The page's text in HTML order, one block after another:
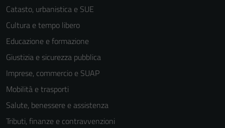
Catasto, urbanistica e SUE
Cultura e tempo libero
Educazione e formazione
Giustizia e sicurezza pubblica
Imprese, commercio e SUAP
Mobilità e trasporti
Salute, benessere e assistenza
Tributi, finanze e contravvenzioni